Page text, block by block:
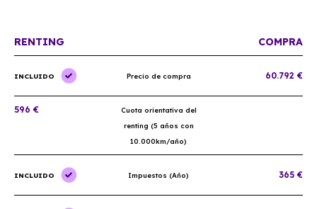
RENTING COMPRA
INCLUIDO Precio de compra 60.792 €
596 €
Cuota orientativa del
renting (5 años con
10.000km/año)
INCLUIDO Impuestos (Año) 365 €